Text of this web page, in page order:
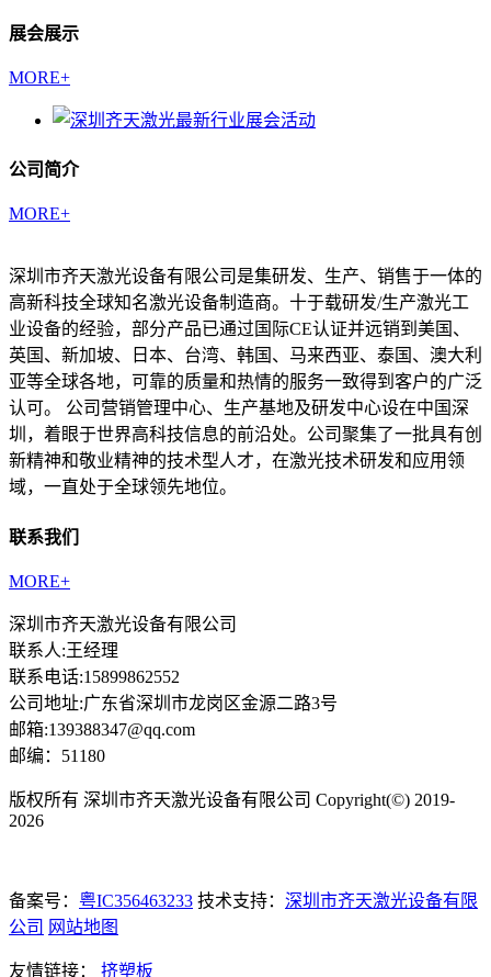
展会展示
MORE+
公司简介
MORE+
深圳市齐天激光设备有限公司是集研发、生产、销售于一体的
高新科技全球知名激光设备制造商。十于载研发/生产激光工
业设备的经验，部分产品已通过国际CE认证并远销到美国、
英国、新加坡、日本、台湾、韩国、马来西亚、泰国、澳大利
亚等全球各地，可靠的质量和热情的服务一致得到客户的广泛
认可。 公司营销管理中心、生产基地及研发中心设在中国深
圳，着眼于世界高科技信息的前沿处。公司聚集了一批具有创
新精神和敬业精神的技术型人才，在激光技术研发和应用领
域，一直处于全球领先地位。
联系我们
MORE+
深圳市齐天激光设备有限公司
联系人:王经理
联系电话:15899862552
公司地址:广东省深圳市龙岗区金源二路3号
邮箱:139388347@qq.com
邮编：51180
版权所有 深圳市齐天激光设备有限公司 Copyright(©) 2019-
2026
备案号： 粤IC356463233 技术支持： 深圳市齐天激光设备有限
公司 网站地图
友情链接： 挤塑板